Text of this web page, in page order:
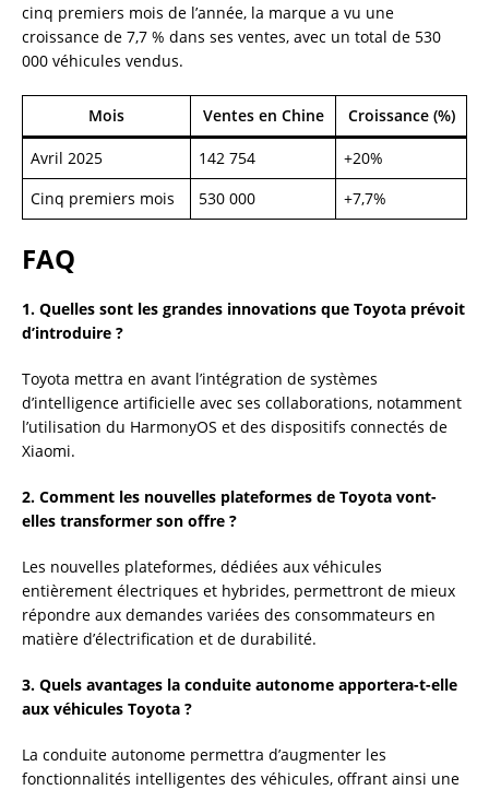
cinq premiers mois de l’année, la marque a vu une
croissance de 7,7 % dans ses ventes, avec un total de 530
000 véhicules vendus.
Mois Ventes en Chine Croissance (%)
Avril 2025 142 754
+20%
Cinq premiers mois
530 000 +7,7%
FAQ
1. Quelles sont les grandes innovations que Toyota prévoit
d’introduire ?
Toyota mettra en avant l’intégration de systèmes
d’intelligence artificielle avec ses collaborations, notamment
l’utilisation du HarmonyOS et des dispositifs connectés de
Xiaomi.
2. Comment les nouvelles plateformes de Toyota vont-
elles transformer son offre ?
Les nouvelles plateformes, dédiées aux véhicules
entièrement électriques et hybrides, permettront de mieux
répondre aux demandes variées des consommateurs en
matière d’électrification et de durabilité.
3. Quels avantages la conduite autonome apportera-t-elle
aux véhicules Toyota ?
La conduite autonome permettra d’augmenter les
fonctionnalités intelligentes des véhicules, offrant ainsi une